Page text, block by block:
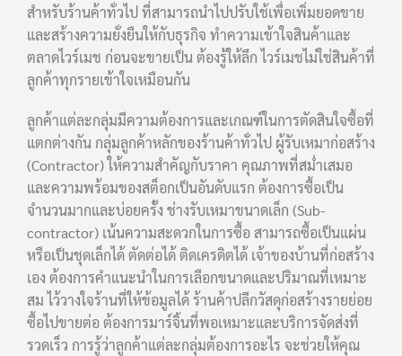
สำหรับร้านค้าทั่วไป ที่สามารถนำไปปรับใช้เพื่อเพิ่มยอดขาย
และสร้างความยั่งยืนให้กับธุรกิจ ทำความเข้าใจสินค้าและ
ตลาดไวร์เมช ก่อนจะขายเป็น ต้องรู้ให้ลึก ไวร์เมชไม่ใช่สินค้าที่
ลูกค้าทุกรายเข้าใจเหมือนกัน
ลูกค้าแต่ละกลุ่มมีความต้องการและเกณฑ์ในการตัดสินใจซื้อที่
แตกต่างกัน กลุ่มลูกค้าหลักของร้านค้าทั่วไป ผู้รับเหมาก่อสร้าง
(Contractor) ให้ความสำคัญกับราคา คุณภาพที่สม่ำเสมอ
และความพร้อมของสต็อกเป็นอันดับแรก ต้องการซื้อเป็น
จำนวนมากและบ่อยครั้ง ช่างรับเหมาขนาดเล็ก (Sub-
contractor) เน้นความสะดวกในการซื้อ สามารถซื้อเป็นแผ่น
หรือเป็นชุดเล็กได้ ตัดต่อได้ ติดเครดิตได้ เจ้าของบ้านที่ก่อสร้าง
เอง ต้องการคำแนะนำในการเลือกขนาดและปริมาณที่เหมาะ
สม ไว้วางใจร้านที่ให้ข้อมูลได้ ร้านค้าปลีกวัสดุก่อสร้างรายย่อย
ซื้อไปขายต่อ ต้องการมาร์จิ้นที่พอเหมาะและบริการจัดส่งที่
รวดเร็ว การรู้ว่าลูกค้าแต่ละกลุ่มต้องการอะไร จะช่วยให้คุณ